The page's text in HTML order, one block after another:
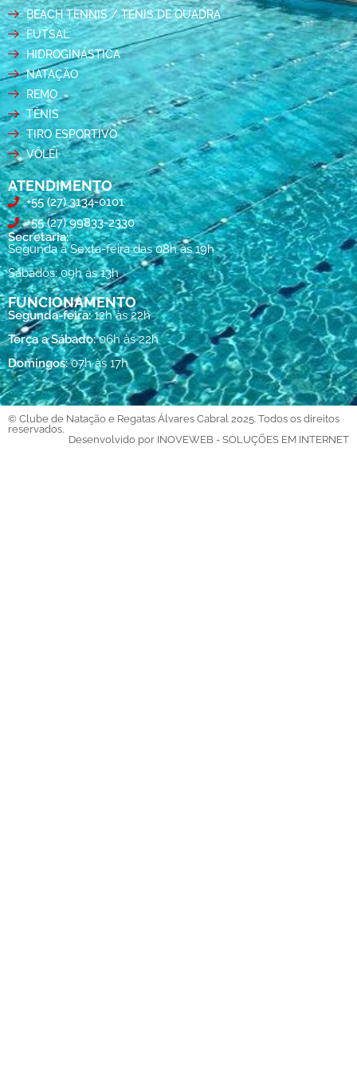
BEACH TENNIS / TENIS DE QUADRA
FUTSAL
HIDROGINÁSTICA
NATAÇÃO
REMO
TÊNIS
TIRO ESPORTIVO
VÔLEI
ATENDIMENTO
+55 (27) 3134-0101
+55 (27) 99833-2330
Secretaria:
Segunda à Sexta-feira das 08h às 19h
Sábados: 09h ás 13h
FUNCIONAMENTO
Segunda-feira:12h às 22h
Terça a Sábado:06h às 22h
Domingos:07h às 17h
© Clube de Natação e Regatas Álvares Cabral 2025. Todos os direitos
reservados.
Desenvolvido por INOVEWEB - SOLUÇÕES EM INTERNET